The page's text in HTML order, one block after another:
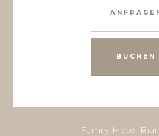
BUCHEN
Family Hotel